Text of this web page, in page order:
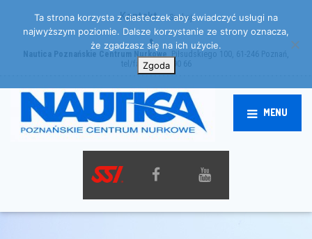
Kontakt Szukaj
Nautica Poznańskie Centrum Nurkowe , Piłsudskiego 100, 61-246 Poznań,
tel/fax: 61 872 90 66
MENU
Ta strona korzysta z ciasteczek aby świadczyć usługi na
najwyższym poziomie. Dalsze korzystanie ze strony oznacza,
że zgadzasz się na ich użycie.
Zgoda